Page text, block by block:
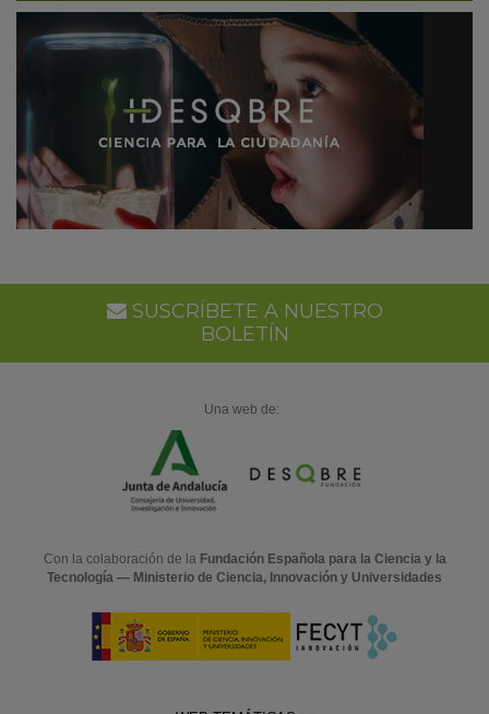
SUSCRÍBETE A NUESTRO
BOLETÍN
Una web de:
Con la colaboración de la Fundación Española para la Ciencia y la
Tecnología — Ministerio de Ciencia, Innovación y Universidades